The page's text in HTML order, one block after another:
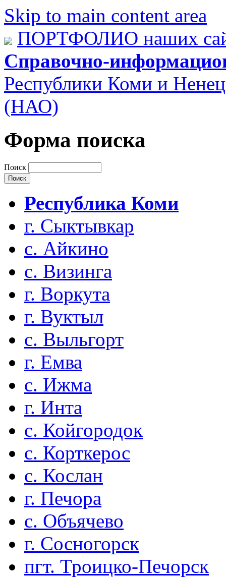
Skip to main content area
ПОРТФОЛИО наших
Справочно-
Республики Коми и
(НАО)
Форма поиска
Поиск
Республика Коми
г. Сыктывкар
с. Айкино
с. Визинга
г. Воркута
г. Вуктыл
с. Выльгорт
г. Емва
с. Ижма
г. Инта
с. Койгородок
с. Корткерос
с. Кослан
г. Печора
с. Объячево
г. Сосногорск
пгт. Троицко-Печорск